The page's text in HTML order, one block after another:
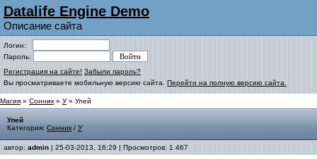
Datalife Engine Demo
Описание сайта
Логин:
Пароль:
Регистрация на сайте! Забыли пароль?
Вы просматриваете мобильную версию сайта. Перейти на полную версию сайта.
Магия » Сонник » У» Улей
Улей
Категория: Сонник / У
автор: admin | 25-03-2013, 16:29 | Просмотров: 1 467